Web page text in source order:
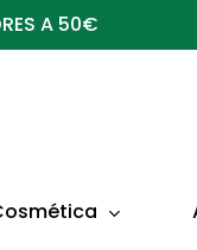
A 50€